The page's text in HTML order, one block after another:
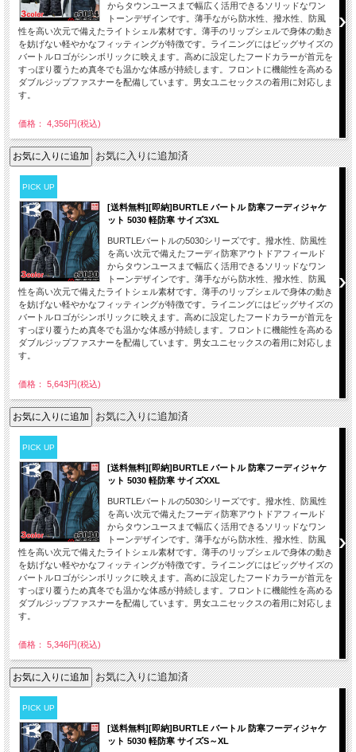
からタウンユースまで幅広く活用できるソリッドなワン
トーンデザインです。薄手ながら防水性、撥水性、防風
性を高い次元で備えたライトシェル素材です。薄手のリップシェルで身体の動き
を妨げない軽やかなフィッティングが特徴です。ライニングにはビッグサイズの
バートルロゴがシンボリックに映えます。高めに設定したフードカラーが首元を
すっぽり覆うため真冬でも温かな体感が持続します。フロントに機能性を高める
ダブルジップファスナーを配備しています。男女ユニセックスの着用に対応しま
す。
価格： 4,356円(税込)
お気に入りに追加済
PICK UP
[送料無料][即納]BURTLE バートル 防寒フーディジャケ
ット 5030 軽防寒 サイズ3XL
BURTLEバートルの5030シリーズです。撥水性、防風性
を高い次元で備えたフーディ防寒アウトドアフィールド
からタウンユースまで幅広く活用できるソリッドなワン
トーンデザインです。薄手ながら防水性、撥水性、防風
性を高い次元で備えたライトシェル素材です。薄手のリップシェルで身体の動き
を妨げない軽やかなフィッティングが特徴です。ライニングにはビッグサイズの
バートルロゴがシンボリックに映えます。高めに設定したフードカラーが首元を
すっぽり覆うため真冬でも温かな体感が持続します。フロントに機能性を高める
ダブルジップファスナーを配備しています。男女ユニセックスの着用に対応しま
す。
価格： 5,643円(税込)
お気に入りに追加済
PICK UP
[送料無料][即納]BURTLE バートル 防寒フーディジャケ
ット 5030 軽防寒 サイズXXL
BURTLEバートルの5030シリーズです。撥水性、防風性
を高い次元で備えたフーディ防寒アウトドアフィールド
からタウンユースまで幅広く活用できるソリッドなワン
トーンデザインです。薄手ながら防水性、撥水性、防風
性を高い次元で備えたライトシェル素材です。薄手のリップシェルで身体の動き
を妨げない軽やかなフィッティングが特徴です。ライニングにはビッグサイズの
バートルロゴがシンボリックに映えます。高めに設定したフードカラーが首元を
すっぽり覆うため真冬でも温かな体感が持続します。フロントに機能性を高める
ダブルジップファスナーを配備しています。男女ユニセックスの着用に対応しま
す。
価格： 5,346円(税込)
お気に入りに追加済
PICK UP
[送料無料][即納]BURTLE バートル 防寒フーディジャケ
ット 5030 軽防寒 サイズS～XL